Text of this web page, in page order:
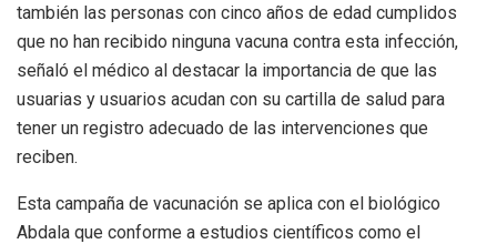
también las personas con cinco años de edad cumplidos
que no han recibido ninguna vacuna contra esta infección,
señaló el médico al destacar la importancia de que las
usuarias y usuarios acudan con su cartilla de salud para
tener un registro adecuado de las intervenciones que
reciben.
Esta campaña de vacunación se aplica con el biológico
Abdala que conforme a estudios científicos como el